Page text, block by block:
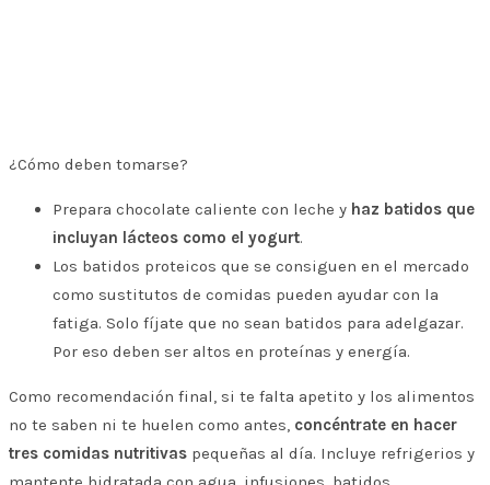
¿Cómo deben tomarse?
Prepara chocolate caliente con leche y haz batidos que
incluyan lácteos como el yogurt.
Los batidos proteicos que se consiguen en el mercado
como sustitutos de comidas pueden ayudar con la
fatiga. Solo fíjate que no sean batidos para adelgazar.
Por eso deben ser altos en proteínas y energía.
Como recomendación final, si te falta apetito y los alimentos
no te saben ni te huelen como antes, concéntrate en hacer
tres comidas nutritivas pequeñas al día. Incluye refrigerios y